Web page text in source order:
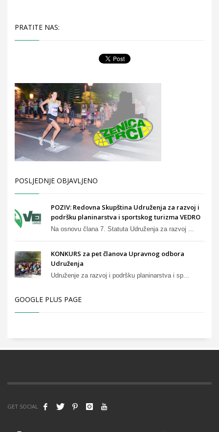
PRATITE NAS:
POSLJEDNJE OBJAVLJENO
POZIV: Redovna Skupština Udruženja za razvoj i
podršku planinarstva i sportskog turizma VEDRO
Na osnovu člana 7. Statuta Udruženja za razvoj ...
KONKURS za pet članova Upravnog odbora
Udruženja
Udruženje za razvoj i podršku planinarstva i sp...
GOOGLE PLUS PAGE
GET SOCIAL